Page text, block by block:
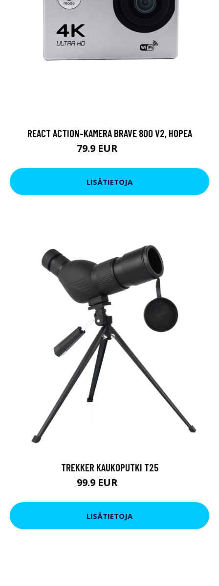
REACT ACTION-KAMERA BRAVE 800 V2, HOPEA
79.9 EUR
LISÄTIETOJA
TREKKER KAUKOPUTKI T25
99.9 EUR
LISÄTIETOJA